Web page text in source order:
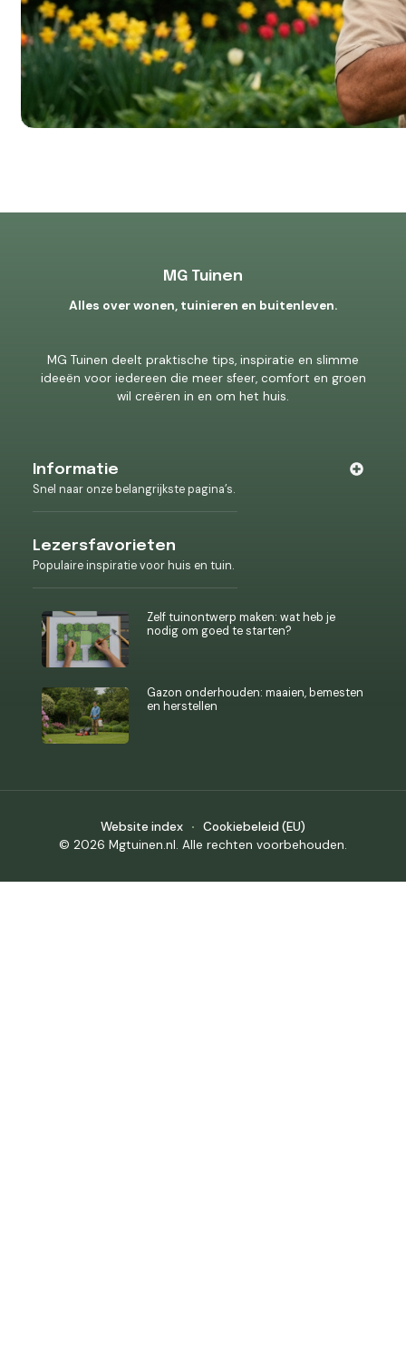
MG Tuinen
Alles over wonen, tuinieren en buitenleven.
MG Tuinen deelt praktische tips, inspiratie en slimme
ideeën voor iedereen die meer sfeer, comfort en groen
wil creëren in en om het huis.
Informatie
Snel naar onze belangrijkste pagina’s.
Lezersfavorieten
Populaire inspiratie voor huis en tuin.
Zelf tuinontwerp maken: wat heb je
nodig om goed te starten?
Gazon onderhouden: maaien, bemesten
en herstellen
© 2026 Mgtuinen.nl. Alle rechten voorbehouden.
Website index Cookiebeleid (EU)